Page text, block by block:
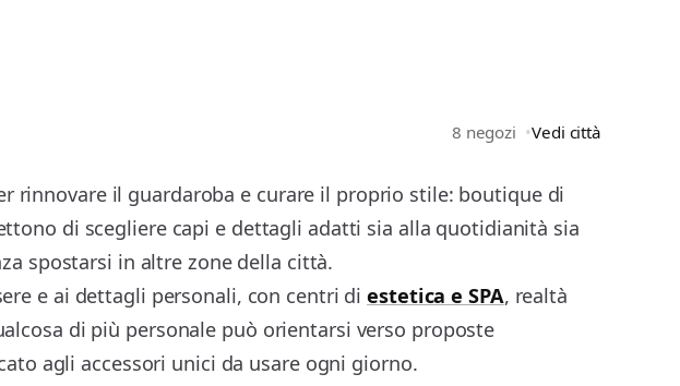
8 negozi Vedi città
rinnovare il guardaroba e curare il proprio stile: boutique di
di scegliere capi e dettagli adatti sia alla quotidianità sia
spostarsi in altre zone della città.
e ai dettagli personali, con centri diestetica e SPA, realtà
di più personale può orientarsi verso proposte
agli accessori unici da usare ogni giorno.